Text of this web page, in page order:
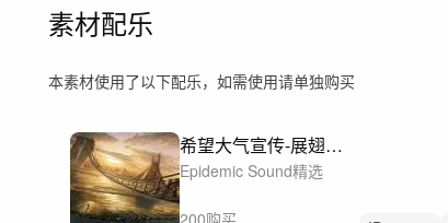
素材配乐
本素材使用了以下配乐，如需使用请单独购买
希望大气宣传-展翅高飞-I'll Fly Far Away
Epidemic Sound精选
200购买